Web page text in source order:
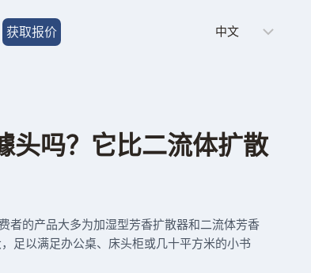
获取报价
Choose
头吗？它比二流体扩散
的产品大多为加湿型芳香扩散器和二流体芳香
足以满足办公桌、床头柜或几十平方米的小书